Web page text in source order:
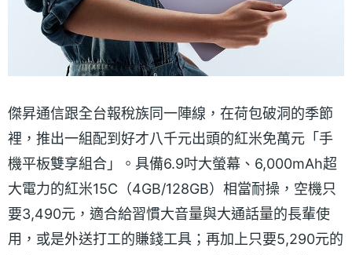
傑昇通信跟全台報稅族同一陣線，在荷包破洞的季節
裡，推出一組配到好才八千元出頭的紅米免萬元「手
機平板雙享組合」。具備6.9吋大螢幕、6,000mAh超
大電力的紅米15C（4GB/128GB）相當耐操，空機只
要3,490元，適合給習慣大音量與大通話量的長輩使
用，或是外送打工的賺錢工具；再加上只要5,290元的